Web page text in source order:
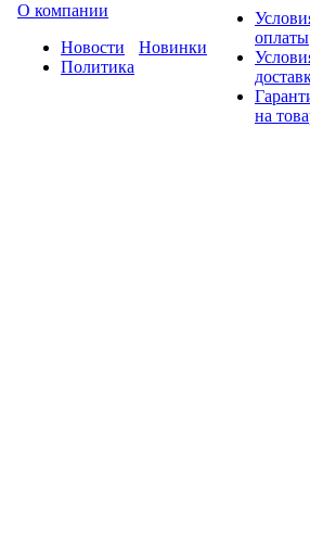
О компании
Новости
Политика
Новинки
оплаты
на